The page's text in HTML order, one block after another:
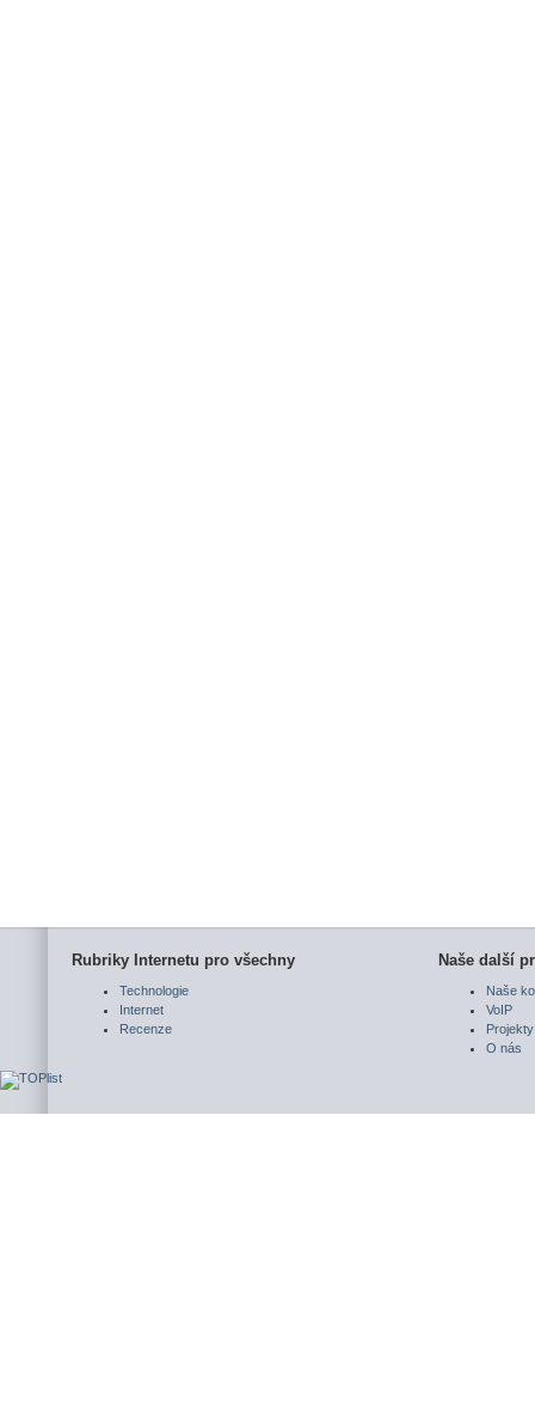
Rubriky Internetu pro všechny
Technologie
Internet
Recenze
Naše další
Naše
VoIP
Projekty
O nás